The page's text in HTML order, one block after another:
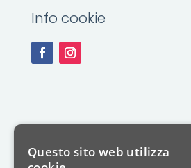
Info cookie
Questo sito web utilizza